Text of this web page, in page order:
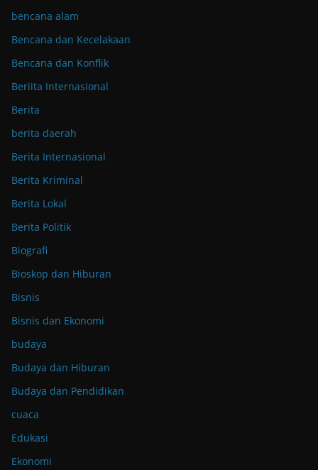
bencana alam
Bencana dan Kecelakaan
Bencana dan Konflik
Beriita Internasional
Berita
berita daerah
Berita Internasional
Berita Kriminal
Berita Lokal
Berita Politik
Biografi
Bioskop dan Hiburan
Bisnis
Bisnis dan Ekonomi
budaya
Budaya dan Hiburan
Budaya dan Pendidikan
cuaca
Edukasi
Ekonomi